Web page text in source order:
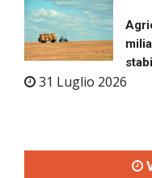
31 Luglio 2026